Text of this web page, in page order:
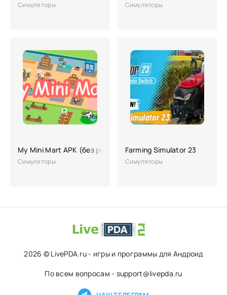
Симуляторы Симуляторы
My Mini Mart APK (без рекламы, взлом, много денег)
Симуляторы
Farming Simulator 23
Симуляторы
2026 © LivePDA.ru - игры и программы для Андроид
По всем вопросам - support@livepda.ru